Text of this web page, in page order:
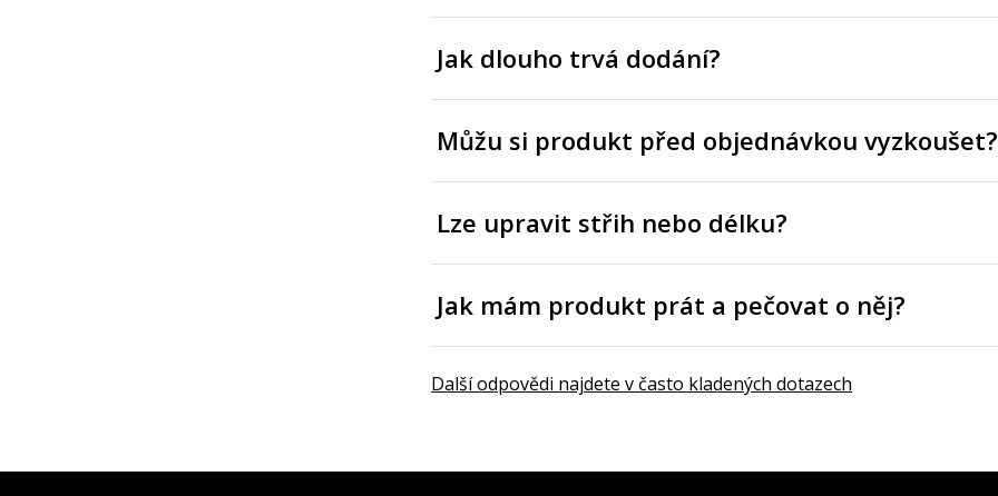
Jak dlouho trvá dodání?
Můžu si produkt před objednávkou vyzkoušet?
Lze upravit střih nebo délku?
Jak mám produkt prát a pečovat o něj?
Další odpovědi najdete v často kladených dotazech